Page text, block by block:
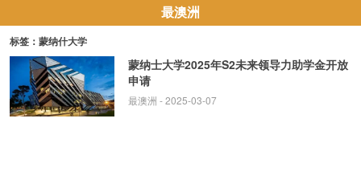
最澳洲
标签：蒙纳什大学
蒙纳士大学2025年S2未来领导力助学金开放
申请
最澳洲 - 2025-03-07